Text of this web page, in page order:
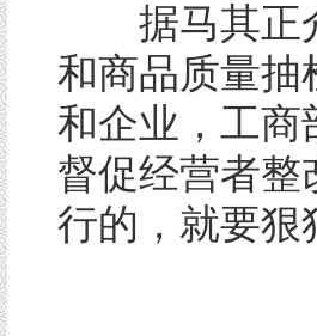
据马其正介
和商品质量抽
和企业，工商
督促经营者整
行的，就要狠